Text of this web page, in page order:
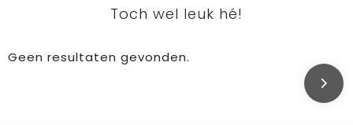
Toch wel leuk hé!
Geen resultaten gevonden.